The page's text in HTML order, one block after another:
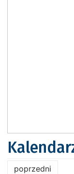
poprzedni